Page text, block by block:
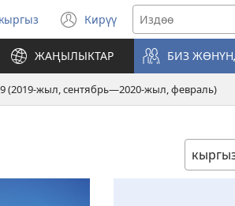
Тилди
тандаңыз
кыргыз Кирүү
(жаңы
терезе
ачат)
ЖАҢЫЛЫКТАР БИЗ
(2019-жыл, сентябрь—2020-жыл, февраль)